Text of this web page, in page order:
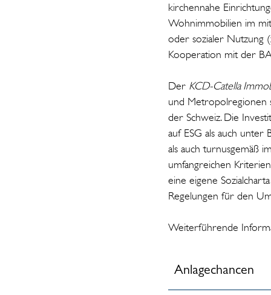
kirchennahe
Wohnimmobilien im
oder sozialer Nutzung
Kooperation mit der
Der KCD-Catella
und Metropolregionen
der Schweiz. Die
auf ESG als auch unter
als auch turnusgemäß
umfangreichen
eine eigene
Regelungen für den
Weiterführende
Anlagechancen